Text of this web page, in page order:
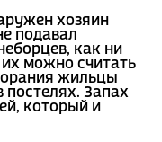
хозяин
подавал
как ни
можно считать
жильцы
Запах
который и